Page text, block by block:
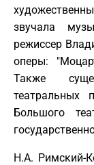
звучала
режиссер
оперы:
Также
театральных
Большого
Н.А. Римский-